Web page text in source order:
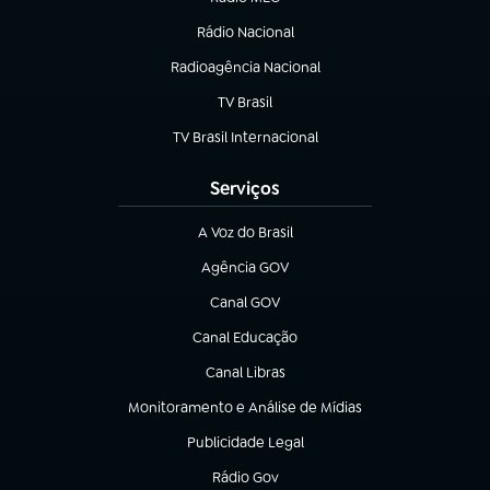
(abre em nova aba)
Rádio Nacional
Radioagência Nacional
(abre em nova aba)
TV Brasil
(abre em nova aba)
TV Brasil Internacional
(abre em nova aba)
Serviços
A Voz do Brasil
(abre em nova aba)
Agência GOV
(abre em nova aba)
Canal GOV
(abre em nova aba)
Canal Educação
(abre em nova aba)
Canal Libras
(abre em nova aba)
Monitoramento e Análise de Mídias
(abre em nova aba)
Publicidade Legal
(abre em nova aba)
Rádio Gov
(abre em nova aba)